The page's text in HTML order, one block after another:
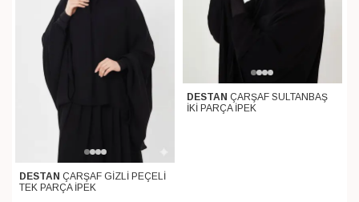
DESTAN ÇARŞAF GİZLİ PEÇELİ
TEK PARÇA İPEK
DESTAN ÇARŞAF SULTANBAŞ
İKİ PARÇA İPEK